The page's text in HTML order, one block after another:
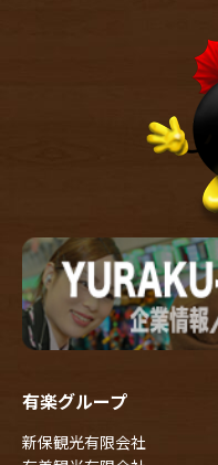
有楽グループ
新保観光有限会社